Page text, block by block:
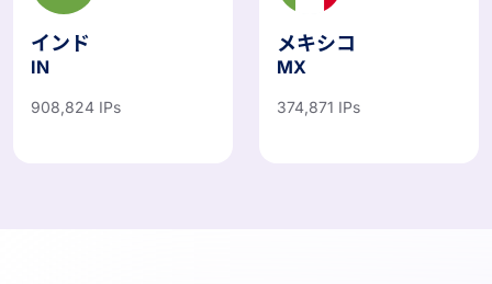
インド
IN
908,824 IPs
メキシコ
MX
374,871 IPs